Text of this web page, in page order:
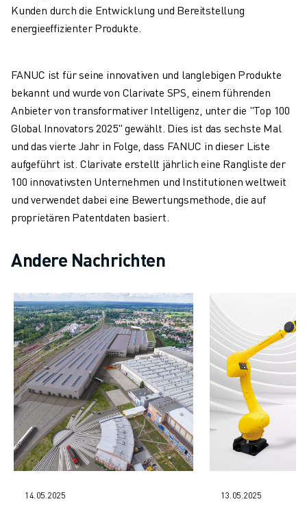
LAGERHALTUNG, LOGISTIK, POST & PAKET
APPLIKATIONEN
LICHTBOGENSCHWEISSEN
MONTAGE
CNC-SCHLEIFEN
CNC-FRÄSEN
CNC-DREHEN
HOCHGESCHWINDIGKEITSBOHREN UND -GEWINDESCHNEIDEN
SPRITZGUSS
MASCHINENBEDIENUNG
MATERIALHANDHABUNG
PALETTIEREN
VISION INSPEKTION
DRAHTERODIERMASCHINE
FALLBEISPIELE
KUNDENDIENST
KUNDENBETREUUNG
FANUC PLANS
FIELD & WARTUNG
TECHNISCHE FERNUNTERSTÜTZUNG
ERSATZTEILE
WIEDERAUFBEREITUNG
DIGITALE SERVICE TOOLS
Kunden durch die Entwicklung und Bereitstellung
energieeffizienter Produkte.
FANUC ist für seine innovativen und langlebigen Produkte
bekannt und wurde von Clarivate SPS, einem führenden
Anbieter von transformativer Intelligenz, unter die "Top 100
Global Innovators 2025" gewählt. Dies ist das sechste Mal
und das vierte Jahr in Folge, dass FANUC in dieser Liste
aufgeführt ist. Clarivate erstellt jährlich eine Rangliste der
100 innovativsten Unternehmen und Institutionen weltweit
und verwendet dabei eine Bewertungsmethode, die auf
proprietären Patentdaten basiert.
Andere Nachrichten
14.05.2025 13.05.2025